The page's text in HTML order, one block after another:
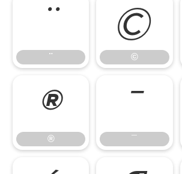
¨
¨
©
©
®
®
¯
¯